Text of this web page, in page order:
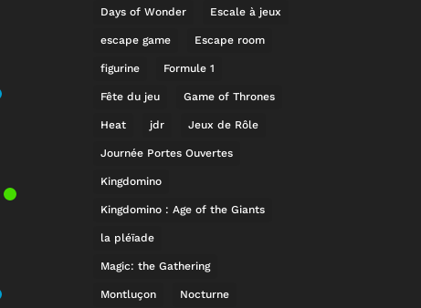
Days of Wonder Escale à jeux
escape game Escape room
figurine Formule 1
Fête du jeu Game of Thrones
Heat jdr Jeux de Rôle
Journée Portes Ouvertes
Kingdomino
Kingdomino : Age of the Giants
la pléïade
Magic: the Gathering
Montluçon Nocturne